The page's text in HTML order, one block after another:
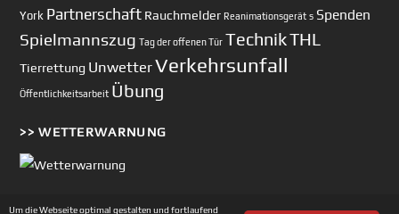
York Partnerschaft Rauchmelder Reanimationsgerät s Spenden
Spielmannszug Tag der offenen Tür TechnikTHL
Tierrettung UnwetterVerkehrsunfall
Öffentlichkeitsarbeit Übung
>> WETTERWARNUNG
Um die Webseite optimal gestalten und fortlaufend